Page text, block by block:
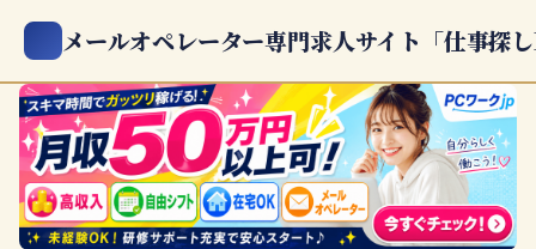
メールオペレーター専門求人サイト「仕事探